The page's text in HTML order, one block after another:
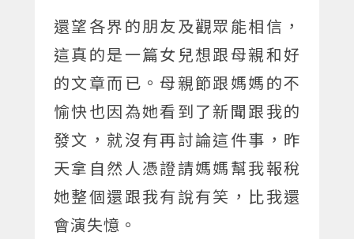
還望各界的朋友及觀眾能相信，
這真的是一篇女兒想跟母親和好
的文章而已。母親節跟媽媽的不
愉快也因為她看到了新聞跟我的
發文，就沒有再討論這件事，昨
天拿自然人憑證請媽媽幫我報稅
她整個還跟我有說有笑，比我還
會演失憶。